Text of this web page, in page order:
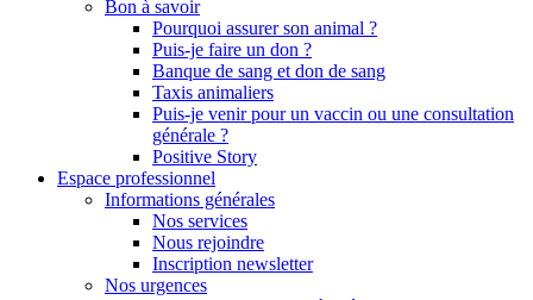
Bon à savoir
Pourquoi assurer son animal ?
Puis-je faire un don ?
Banque de sang et don de sang
Taxis animaliers
Puis-je venir pour un vaccin ou une consultation
générale ?
Positive Story
Espace professionnel
Informations générales
Nos services
Nous rejoindre
Inscription newsletter
Nos urgences